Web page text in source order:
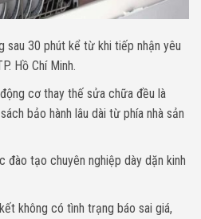
sau 30 phút kể từ khi tiếp nhận yêu
Hồ Chí Minh.
cơ thay thế sửa chữa đều là
bảo hành lâu dài từ phía nhà sản
tạo chuyên nghiệp dày dặn kinh
không có tình trạng báo sai giá,